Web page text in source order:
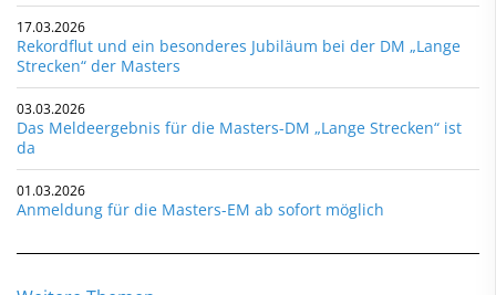
17.03.2026
Rekordflut und ein besonderes Jubiläum bei der DM „Lange
Strecken“ der Masters
03.03.2026
Das Meldeergebnis für die Masters-DM „Lange Strecken“ ist
da
01.03.2026
Anmeldung für die Masters-EM ab sofort möglich